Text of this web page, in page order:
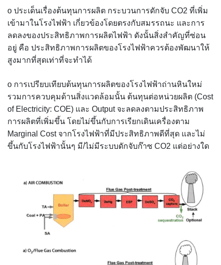
o ประเด็นเรื่องต้นทุนการผลิต กระบวนการดักจับ CO2 ที่เพิ่ม
เข้ามาในโรงไฟฟ้า เกี่ยวข้องโดยตรงกับสมรรถนะ และการ
ลดลงของประสิทธิภาพการผลิตไฟฟ้า ดังนั้นสิ่งสำคัญที่ซ่อน
อยู่ คือ ประสิทธิภาพการผลิตของโรงไฟฟ้าควรต้องพัฒนาให้
สูงมากที่สุดเท่าที่จะทำได้
o การเปรียบเทียบต้นทุนการผลิตของโรงไฟฟ้าถ่านหินใหม่
รวมการควบคุมด้านสิ่งแวดล้อมนั้น ต้นทุนต่อหน่วยผลิต (Cost
of Electricity: COE) และ Output จะลดลงตามประสิทธิภาพ
การผลิตที่เพิ่มขึ้น โดยไม่ขึ้นกับการเรียกเดินเครื่องตาม
Marginal Cost จากโรงไฟฟ้าที่มีประสิทธิภาพดีที่สุด และไม่
ขึ้นกับโรงไฟฟ้านั้นๆ มี/ไม่มีระบบดักจับก๊าซ CO2 แต่อย่างใด